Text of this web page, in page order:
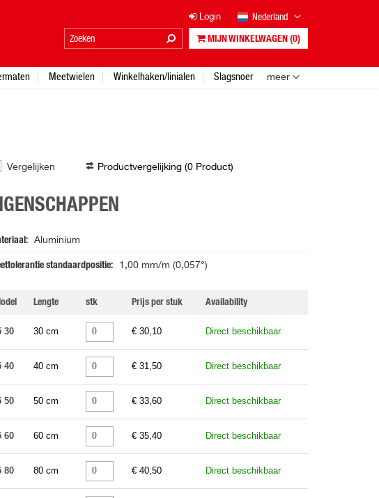
Vergelijken Productvergelijking (0 Product)
Aluminium
standaardpositie 1,00 mm/m (0,057°)
Lengte stk Prijs per stuk Availability
30 30 cm € 30,10 Direct beschikbaar
40 40 cm € 31,50 Direct beschikbaar
50 50 cm € 33,60 Direct beschikbaar
60 60 cm € 35,40 Direct beschikbaar
80 80 cm € 40,50 Direct beschikbaar
Login Nederland
MIJN WINKELWAGEN (0)
Meetwielen Winkelhaken/linialen Slagsnoer meer